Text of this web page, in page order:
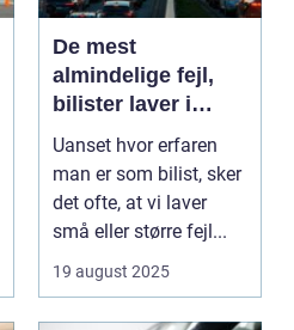
De mest
almindelige fejl,
bilister laver i
trafikken
Uanset hvor erfaren
man er som bilist, sker
det ofte, at vi laver
små eller større fejl...
19 august 2025